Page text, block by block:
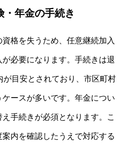
・年金の手続き
格を失うため、任意継続加入
必要になります。手続きは退
が目安とされており、市区町村
ースが多いです。年金につい
手続きが必須となります。こ
内を確認したうえで対応する